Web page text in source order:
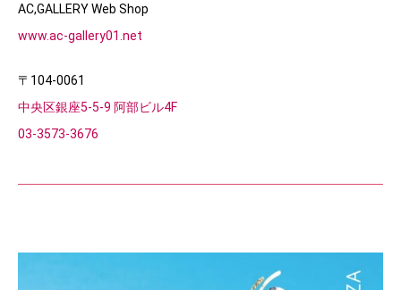
AC,GALLERY Web Shop
www.ac-gallery01.net
〒104-0061
中央区銀座5-5-9 阿部ビル4F
03-3573-3676